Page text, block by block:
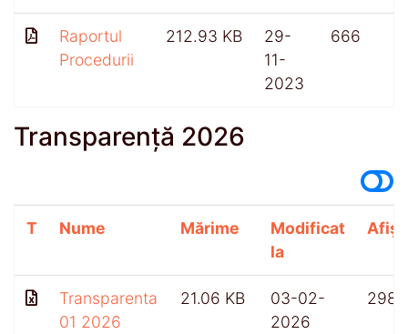
Raportul
Procedurii
212.93 KB
29-
11-
2023
666
Transparență 2026
T Nume Mărime
Modificat
la
Transparenta
01 2026
21.06 KB
03-02-
2026
298